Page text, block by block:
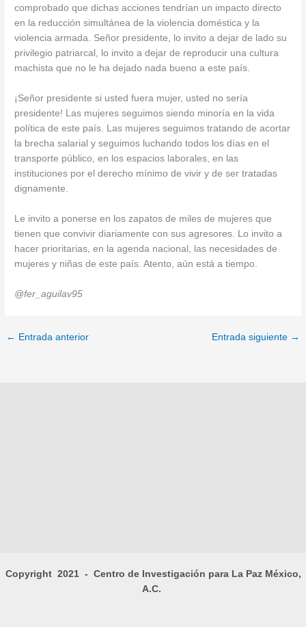
comprobado que dichas acciones tendrían un impacto directo
en la reducción simultánea de la violencia doméstica y la
violencia armada. Señor presidente, lo invito a dejar de lado su
privilegio patriarcal, lo invito a dejar de reproducir una cultura
machista que no le ha dejado nada bueno a este país.
¡Señor presidente si usted fuera mujer, usted no sería
presidente! Las mujeres seguimos siendo minoría en la vida
política de este país. Las mujeres seguimos tratando de acortar
la brecha salarial y seguimos luchando todos los días en el
transporte público, en los espacios laborales, en las
instituciones por el derecho mínimo de vivir y de ser tratadas
dignamente.
Le invito a ponerse en los zapatos de miles de mujeres que
tienen que convivir diariamente con sus agresores. Lo invito a
hacer prioritarias, en la agenda nacional, las necesidades de
mujeres y niñas de este país. Atento, aún está a tiempo.
@fer_aguilav95
← Entrada anterior Entrada siguiente →
Copyright 2021 - Centro de Investigación para La Paz México,
A.C.